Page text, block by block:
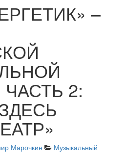
–
2:
Марочкин
Музыкальный